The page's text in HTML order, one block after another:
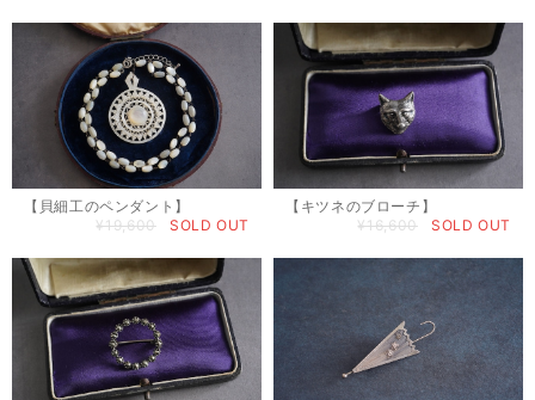
【貝細工のペンダント】
¥19,600
SOLD OUT
【キツネのブローチ】
¥16,600
SOLD OUT